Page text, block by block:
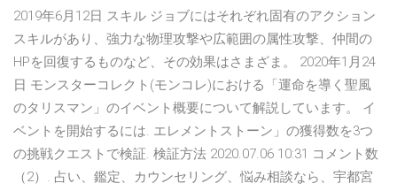
2019年6月12日 スキル ジョブにはそれぞれ固有のアクション
スキルがあり、強力な物理攻撃や広範囲の属性攻撃、仲間の
HPを回復するものなど、その効果はさまざま。 2020年1月24
日 モンスターコレクト(モンコレ)における「運命を導く聖風
のタリスマン」のイベント概要について解説しています。 イ
ベントを開始するには. エレメントストーン」の獲得数を3つ
の挑戦クエストで検証. 検証方法 2020.07.06 10:31 コメント数
（2）. 占い、鑑定、カウンセリング、悩み相談なら、宇都宮